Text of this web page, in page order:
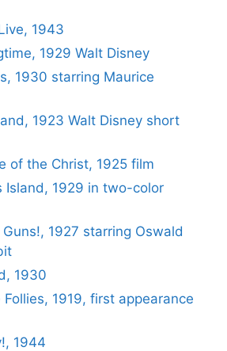
1943
1929 Walt Disney
1930 starring Maurice
1923 Walt Disney short
of the Christ, 1925 film
Island, 1929 in two-color
1927 starring Oswald
1930
Follies, 1919, first appearance
1944